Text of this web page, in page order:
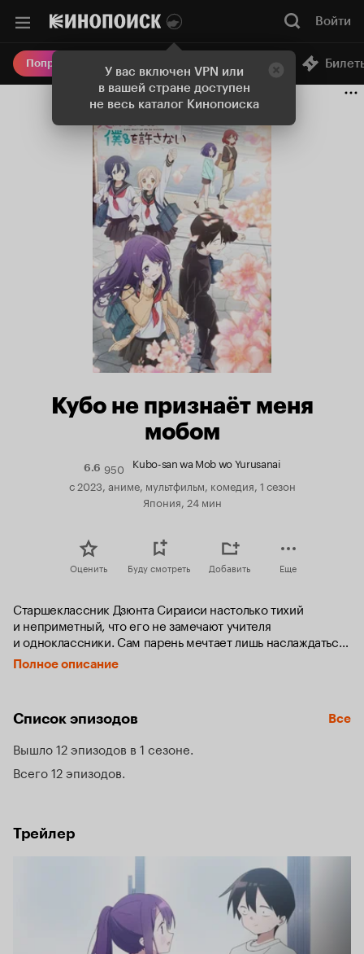
У вас включен VPN или
в вашей стране доступен
не весь каталог Кинопоиска
Войти
Попробовать Плюс Онлайн-кинотеатр
Кубо не признаёт меня
мобом
6.6Рейтинг
Кинопоиска
6.6
950 Kubo-san wa Mob wo Yurusanai
с 2023, аниме, мультфильм, комедия, 1 сезон
Япония, 24 мин
Оценить Буду смотреть Добавить Еще
Старшеклассник Дзюнта Сираиси настолько тихий
и неприметный, что его не замечают учителя
и одноклассники. Сам парень мечтает лишь наслаждаться
молодостью, что не так-то просто, когда являешься почти
невидимкой для окружающих. Но одноклассница Нагиса
Полное описание
Список эпизодов Все
Вышло 12 эпизодов в 1 сезоне
Всего 12 эпизодов
Трейлер